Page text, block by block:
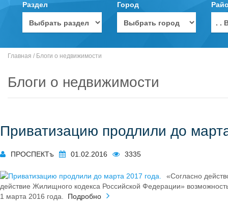
Раздел Город
. .
Главная / Блоги о недвижимости
Блоги о недвижимости
Приватизацию продлили до
ПРОСПЕКТъ 01.02.2016 3335
«Согласно
действие Жилищного кодекса Российской Федерации»
1 марта 2016 года. Подробно